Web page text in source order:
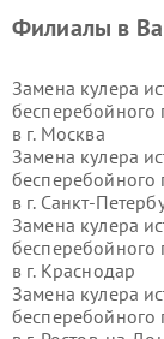
Филиалы в
Замена кулера
бесперебойного
в г. Москва
Замена кулера
бесперебойного
в г. Санкт-
Замена кулера
бесперебойного
в г. Краснодар
Замена кулера
бесперебойного